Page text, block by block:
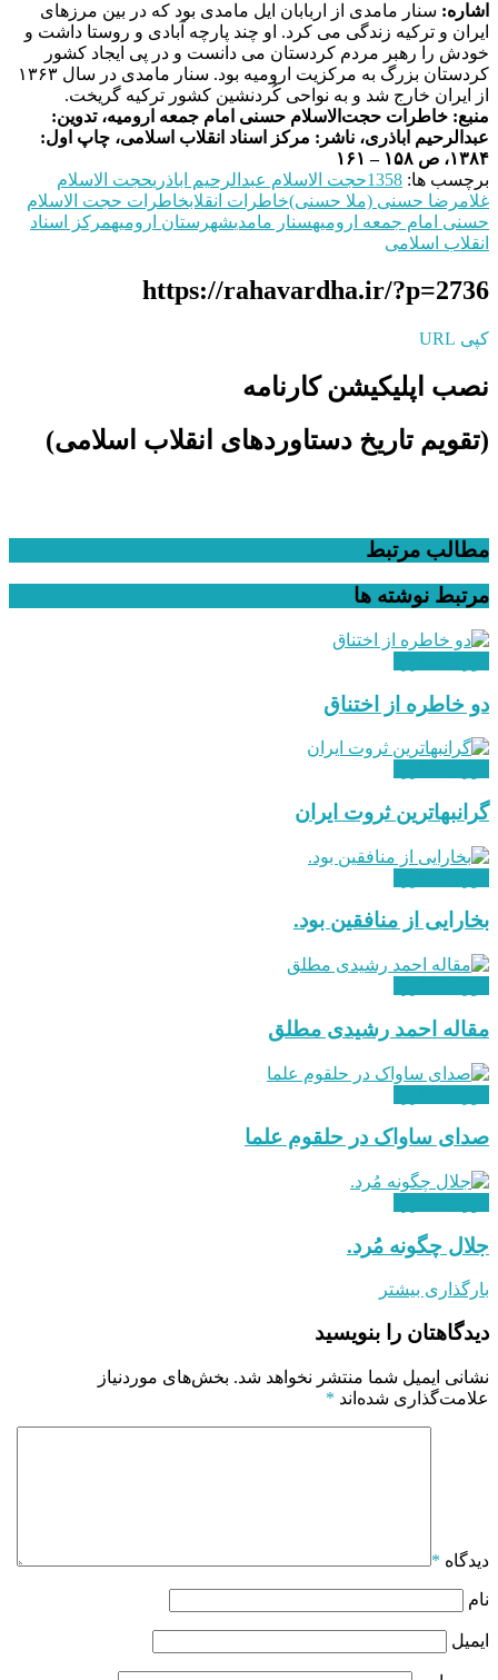
اشاره: سنار مامدی از اربابان ایل مامدی بود که در بین مرزهای
ایران و ترکیه زندگی می کرد. او چند پارچه آبادی و روستا داشت و
خودش را رهبر مردم کردستان می دانست و در پی ایجاد کشور
کردستان بزرگ به مرکزیت ارومیه بود. سنار مامدی در سال ۱۳۶۳
از ایران خارج شد و به نواحی کُردنشین کشور ترکیه گریخت.
منبع: خاطرات حجت‌الاسلام حسنی امام جمعه ارومیه، تدوین:
عبدالرحیم اباذری، ناشر: مرکز اسناد انقلاب اسلامی، چاپ اول:
۱۳۸۴، ص ۱۵۸ – ۱۶۱
برچسب ها: 1358حجت الاسلام عبدالرحیم اباذریحجت‌ الاسلام
غلامرضا حسنی (ملا حسنی)خاطرات انقلابخاطرات حجت‌ الاسلام
حسنی امام جمعه ارومیهسنار مامدیشهرستان ارومیهمرکز اسناد
انقلاب اسلامی
https://rahavardha.ir/?p=2736
کپی URL
نصب اپلیکیشن کارنامه
(تقویم تاریخ دستاوردهای انقلاب اسلامی​)
مطالب مرتبط
مرتبط نوشته ها
دو خاطره از اختناق
گرانبهاترین ثروت ایران
بخارایی از منافقین بود.
مقاله احمد رشیدی مطلق
صدای ساواک در حلقوم علما
جلال چگونه مُرد.
بارگذاری بیشتر
دیدگاهتان را بنویسید
نشانی ایمیل شما منتشر نخواهد شد. بخش‌های موردنیاز
علامت‌گذاری شده‌اند *
دیدگاه *
نام
ایمیل